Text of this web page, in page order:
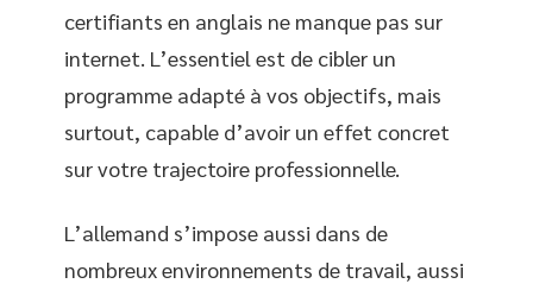
certifiants en anglais ne manque pas sur
internet. L’essentiel est de cibler un
programme adapté à vos objectifs, mais
surtout, capable d’avoir un effet concret
sur votre trajectoire professionnelle.
L’allemand s’impose aussi dans de
nombreux environnements de travail, aussi